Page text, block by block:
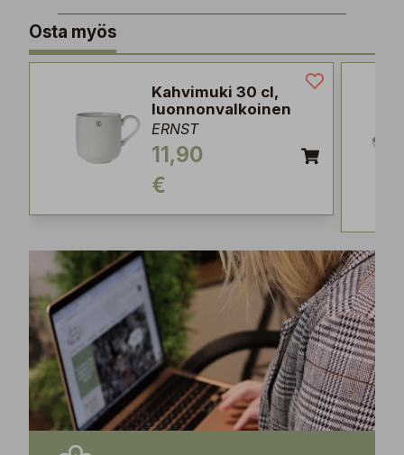
Osta myös
Kahvimuki 30 cl,
luonnonvalkoinen
ERNST
11,90
€